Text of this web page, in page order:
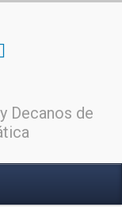
Decanos de